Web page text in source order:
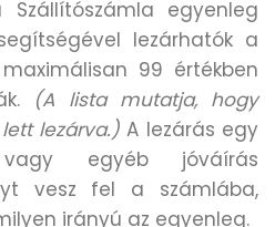
egyenleg
lezárhatók a
99 értékben
(A lista mutatja, hogy
lezárva.) A lezárás egy
egyéb jóváírás
vesz fel a számlába,
irányú az egyenleg.